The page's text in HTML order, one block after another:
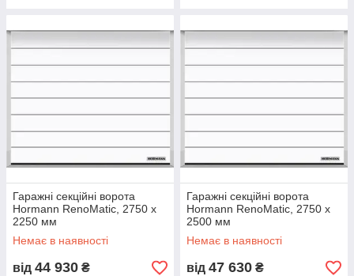
Гаражні секційні ворота
Hormann RenoMatic, 2750 x
2250 мм
Немає в наявності
від 44 930 ₴
Гаражні секційні ворота
Hormann RenoMatic, 2750 x
2500 мм
Немає в наявності
від 47 630 ₴